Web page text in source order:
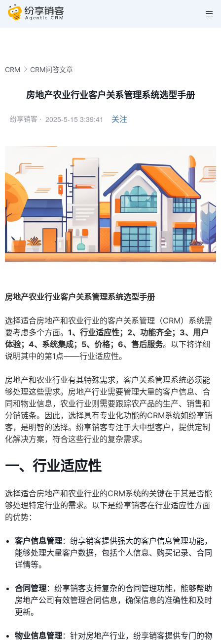
CRM CRM问答文章
房地产农业行业客户关系管理系统选型手册
纷享销客 · 2025-5-15 3:39:41 关注
房地产农业行业客户关系管理系统选型手册
选择适合房地产和农业行业的客户关系管理（CRM）系统需
要考虑多个方面。 1、行业适应性；2、功能齐全；3、用户
体验；4、系统集成；5、价格；6、售后服务。以下将详细
说明其中的第1点——行业适应性。
房地产和农业行业有其特殊需求，客户关系管理系统必须能
够处理这些需求。房地产行业需要管理大量的客户信息、合
同和物业信息，农业行业则需要跟踪农产品的生产、销售和
分销链条。因此，选择具有专业化功能的CRM系统如纷享销
客，是明智的选择。纷享销客专注于大中型客户，提供定制
化解决方案，符合这些行业的复杂需求。
一、行业适应性
选择适合房地产和农业行业的CRM系统的关键在于其是否能
够处理特定行业的需求。以下是纷享销客在行业适应性方面
的优势：
客户信息管理：纷享销客提供强大的客户信息管理功能，
能够处理大量客户数据，包括个人信息、购买记录、合同
详情等。
合同管理：纷享销客支持复杂的合同管理功能，能够帮助
房地产公司有效管理合同信息，确保信息的准确性和及时
更新。
物业信息管理：针对房地产行业，纷享销客提供专门的物